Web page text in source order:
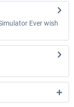
Ever wish